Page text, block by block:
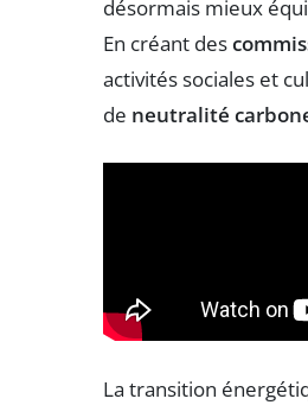
désormais mieux
En créant des
activités sociales et
de neutralité
La transition